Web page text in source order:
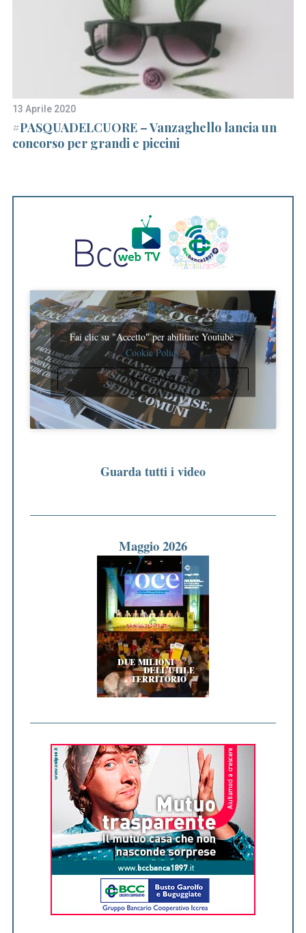
13 Aprile 2020
#PASQUADELCUORE – Vanzaghello lancia un
concorso per grandi e piccini
Fai clic su "Accetto" per abilitare Youtube
Cookie Policy
ACCETTO
Guarda tutti i video
Maggio 2026